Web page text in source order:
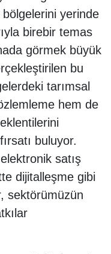
yerinde
birebir temas
görmek büyük
bu
tarımsal
hem de
buluyor.
satış
dijitalleşme gibi
sektörümüzün